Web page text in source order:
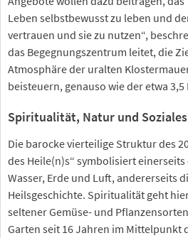
Leben selbstbewusst zu leben und
vertrauen und sie zu nutzen“,
das Begegnungszentrum leitet, die
Atmosphäre der uralten
beisteuern, genauso wie der etwa
Spiritualität, Natur und Soziales
Die barocke vierteilige Struktur des
des Heile(n)s“ symbolisiert einerseits
Wasser, Erde und Luft, andererseits
Heilsgeschichte. Spiritualität geht
seltener Gemüse- und
Garten seit 16 Jahren im Mittelpunkt